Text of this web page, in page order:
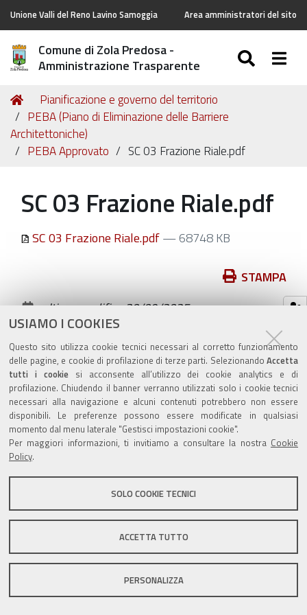
USIAMO I COOKIES
Questo sito utilizza cookie tecnici necessari al corretto funzionamento
delle pagine, e cookie di profilazione di terze parti. Selezionando Accetta
tutti i cookiesi acconsente all’utilizzo dei cookie analytics e di
profilazione. Chiudendo il banner verranno utilizzati solo i cookie tecnici
necessari alla navigazione e alcuni contenuti potrebbero non essere
disponibili. Le preferenze possono essere modificate in qualsiasi
momento dal menu laterale "Gestisci impostazioni cookie".
Per maggiori informazioni, ti invitiamo a consultare la nostra Cookie
Policy.
SOLO COOKIE TECNICI
ACCETTA TUTTO
PERSONALIZZA
Unione Valli del Reno Lavino Samoggia Area amministratori del sito
Comune di Zola Predosa -
Amministrazione Trasparente
Tu
sei
qui:
Home
Pianificazione e governo del territorio
PEBA (Piano di Eliminazione delle Barriere
Architettoniche)
PEBA Approvato
SC 03 Frazione Riale.pdf
SC 03 Frazione Riale.pdf
SC 03 Frazione Riale.pdf— 68748 KB
STAMPA
ultima modifica30/09/2025
Valuta questo sito
Sito istituzionale Comune di Zola Predosa
Privacy policy|DPO|Accessibilità